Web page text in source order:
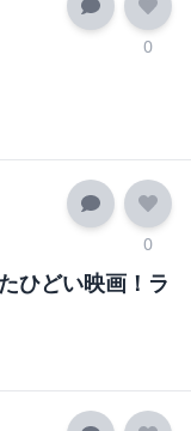
0
0
ひどい映画！ラ